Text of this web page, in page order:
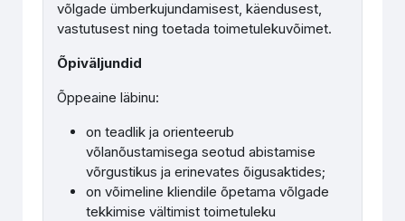
võlgade ümberkujundamisest, käendusest,
vastutusest ning toetada toimetulekuvõimet.
Õpiväljundid
Õppeaine läbinu:
on teadlik ja orienteerub
võlanõustamisega seotud abistamise
võrgustikus ja erinevates õigusaktides;
on võimeline kliendile õpetama võlgade
tekkimise vältimist toimetuleku